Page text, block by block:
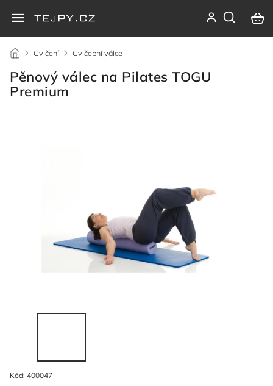
/ Cvičení / Cvičební válce
Pěnový válec na Pilates TOGU
Premium
Kód: 400047